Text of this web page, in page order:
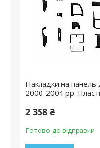
Накладки на панель
2000-2004 рр.
2 358 ₴
Готово до відправки